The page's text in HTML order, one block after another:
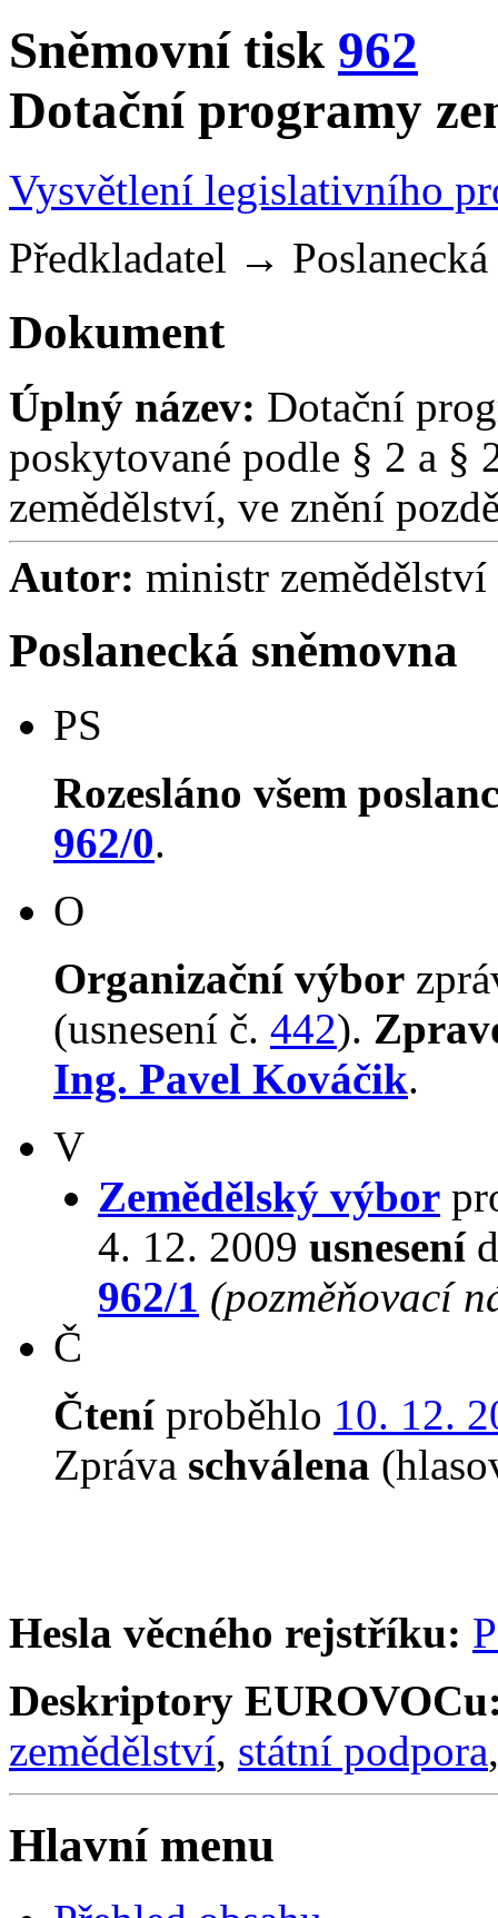
Sněmovní tisk 962
Dotační programy
Vysvětlení legislativního
Předkladatel →
Dokument
Úplný název: Dotační
poskytované podle § 2 a §
zemědělství, ve znění
Autor: ministr zemědělství
Poslanecká sněmovna
PS
Rozesláno všem
962/0.
O
Organizační výbor
(usnesení č. 442).
Ing. Pavel Kováčik.
V
Zemědělský výbor
4. 12. 2009 usnesení
962/1 (pozměňovací
Č
Čteníproběhlo 10. 12.
Zpráva schválena
Hesla věcného rejstříku:
Deskriptory
zemědělství, státní podpora
Hlavní menu